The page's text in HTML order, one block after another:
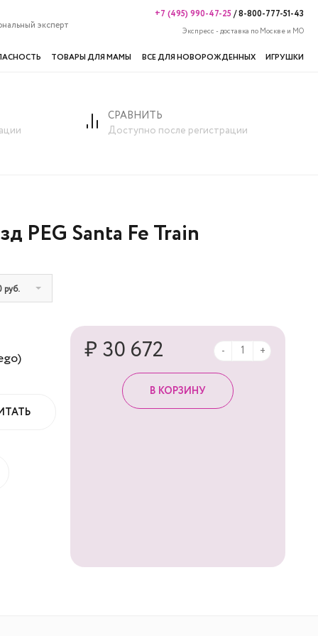
эксперт
+7 (495) 990-47-25/8-800-777-51-43
Экспресс - доставка по Москве и МО
ТОВАРЫ ДЛЯ МАМЫ ВСЕ ДЛЯ НОВОРОЖДЕННЫХ ИГРУШКИ
СРАВНИТЬ
Доступно после регистрации
PEG Santa Fe Train
руб.
₽ 30 672 - +